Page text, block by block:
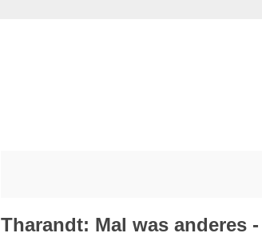
Tharandt: Mal was anderes